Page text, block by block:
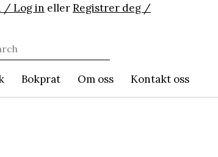
/ Log in ellerRegistrer deg /
Bokprat Om oss Kontakt oss